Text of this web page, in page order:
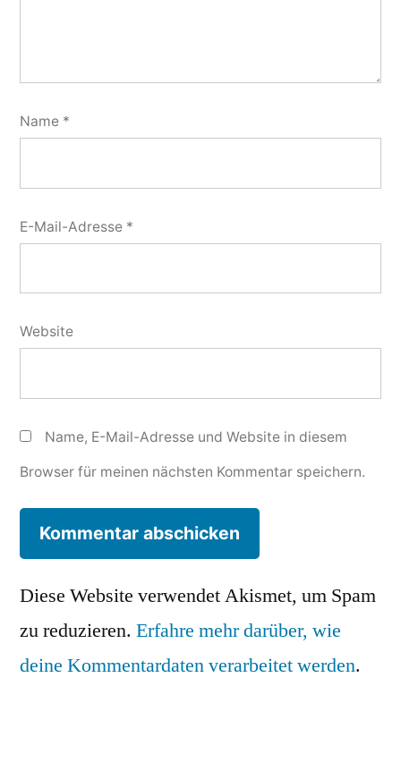
Name *
E-Mail-Adresse *
Website
Name, E-Mail-Adresse und Website in diesem
Browser für meinen nächsten Kommentar speichern.
Diese Website verwendet Akismet, um Spam
zu reduzieren. Erfahre mehr darüber, wie
deine Kommentardaten verarbeitet werden.